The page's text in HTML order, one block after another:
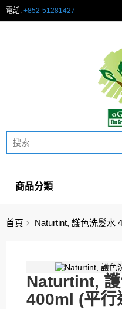
電話: +852-51281427
商品分類
首頁 Naturtint, 護色洗髮水
Naturtint,
400ml (平行